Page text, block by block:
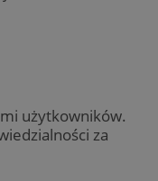
użytkowników.
za